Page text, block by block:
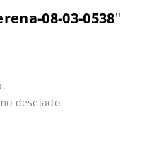
08-03-0538"
desejado.